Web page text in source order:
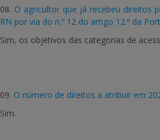
08. O agricultor que já recebeu direitos
RN por via do n.º 12 do artigo 12.º da
Sim, os objetivos das categorias de
09. O número de direitos a atribuir em
Sim.